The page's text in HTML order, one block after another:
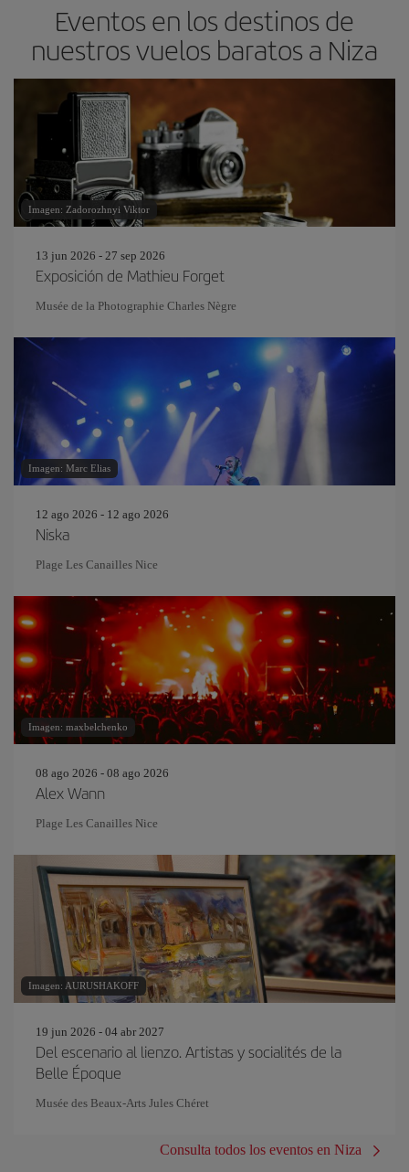
Eventos en los destinos de
nuestros vuelos baratos a Niza
Imagen: Zadorozhnyi Viktor
13 jun 2026 - 27 sep 2026
Exposición de Mathieu Forget
Musée de la Photographie Charles Nègre
Imagen: Marc Elias
12 ago 2026 - 12 ago 2026
Niska
Plage Les Canailles Nice
Imagen: maxbelchenko
08 ago 2026 - 08 ago 2026
Alex Wann
Plage Les Canailles Nice
Imagen: AURUSHAKOFF
19 jun 2026 - 04 abr 2027
Del escenario al lienzo. Artistas y socialités de la
Belle Époque
Musée des Beaux-Arts Jules Chéret
Consulta todos los eventos en Niza